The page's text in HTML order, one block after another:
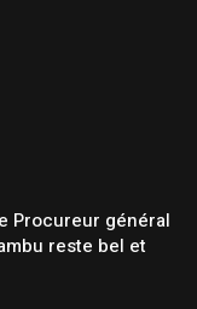
Procureur général
reste bel et